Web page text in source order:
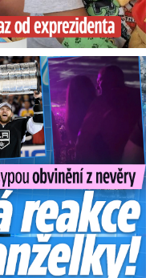
Reakce manželky!